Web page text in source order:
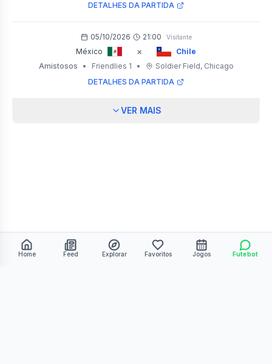
DETALHES DA PARTIDA
05/10/2026 21:00 Visitante
México ×
Chile
Amistosos
• Friendlies 1 • Soldier Field, Chicago
DETALHES DA PARTIDA
VER MAIS
Home Feed Explorar Favoritos Jogos Futebot